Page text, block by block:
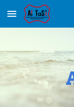
Skip to main content